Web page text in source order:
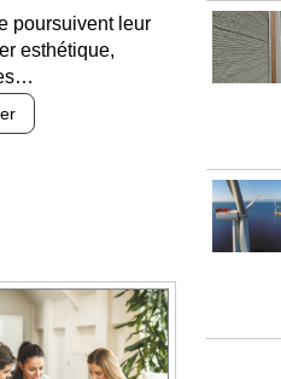
accès, durabilité